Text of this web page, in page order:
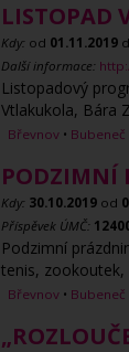
LISTOPAD
Kdy: od 01.11.2019
Další informace:
Listopadový
Vtlakukola, Bára
Břevnov • Bubeneč
PODZIMNÍ
Kdy: 30.10.2019 od
Příspěvek ÚMČ:
Podzimní
tenis,
Břevnov • Bubeneč